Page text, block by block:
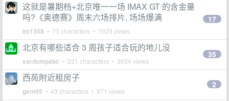
这就是暑期档+北京唯一一场 IMAX GT 的含金量
吗?《奥德赛》周末六场排片, 场场爆满
lm1368 • 73 characters • 1929 views
17
北京有哪些适合 3 周孩子适合玩的地儿没
vardumpabc • 231 characters • 3634 views
35
西苑附近租房子
gent95 • 43 characters • 871 views
2